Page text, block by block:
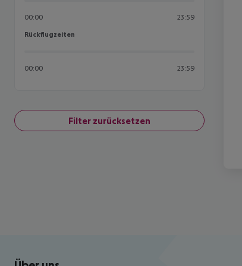
00:00 23:59
Rückflugzeiten
Rückflugzeiten
00:00 23:59
Filter zurücksetzen